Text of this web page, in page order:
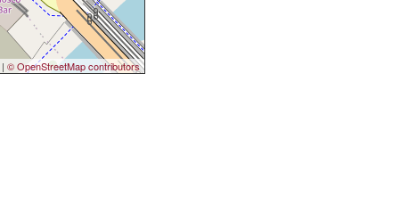
| © OpenStreetMap contributors